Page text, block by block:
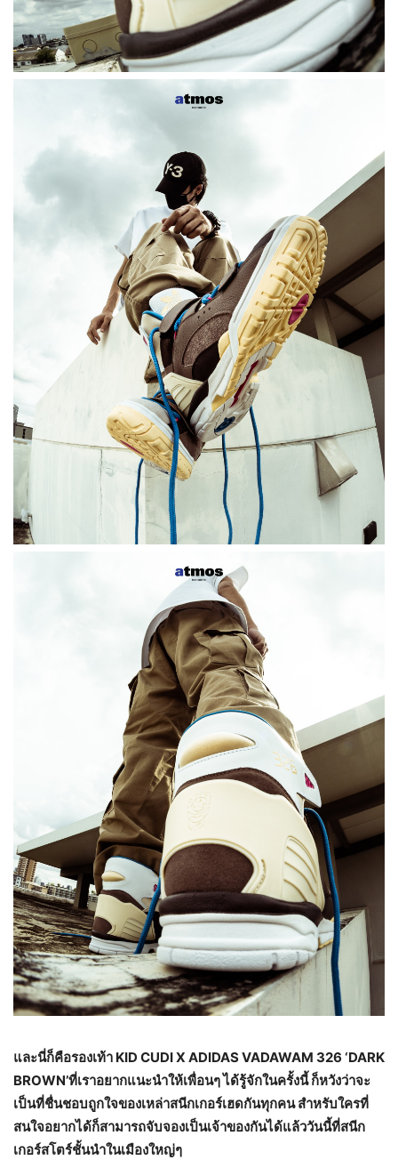
และนี่ก็คือรองเท้า KID CUDI X ADIDAS VADAWAM 326 ‘DARK
BROWN’ที่เราอยากแนะนำให้เพื่อนๆ ได้รู้จักในครั้งนี้ ก็หวังว่าจะ
เป็นที่ชื่นชอบถูกใจของเหล่าสนีกเกอร์เฮดกันทุกคน สำหรับใครที่
สนใจอยากได้ก็สามารถจับจองเป็นเจ้าของกันได้แล้ววันนี้ที่สนีก
เกอร์สโตร์ชั้นนำในเมืองใหญ่ๆ